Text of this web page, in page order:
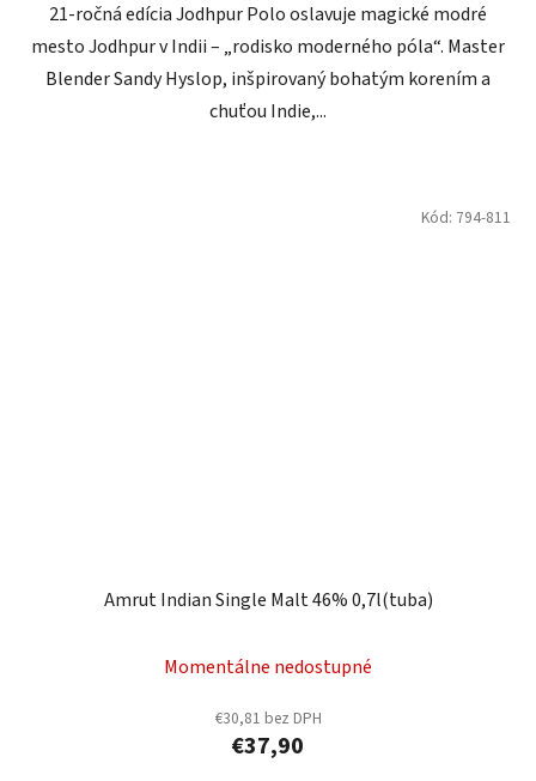
21-ročná edícia Jodhpur Polo oslavuje magické modré
mesto Jodhpur v Indii – „rodisko moderného póla“. Master
Blender Sandy Hyslop, inšpirovaný bohatým korením a
chuťou Indie,...
Amrut Indian Single Malt 46% 0,7l(tuba)
Momentálne nedostupné
€30,81 bez DPH
€37,90
Kód: 794-811